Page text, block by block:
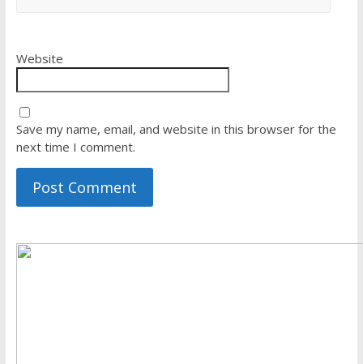
Website
Save my name, email, and website in this browser for the
next time I comment.